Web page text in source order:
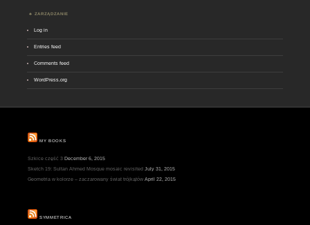
ZARZĄDZANIE
Log in
Entries feed
Comments feed
WordPress.org
MY BOOKS
Szkice część 3 December 6, 2015
Sketch 19: Sultan Ahmed Mosque mosaic revisited July 31, 2015
Geometria w kolorze – zaczarowany świat trójkątów April 22, 2015
SYMMETRICA